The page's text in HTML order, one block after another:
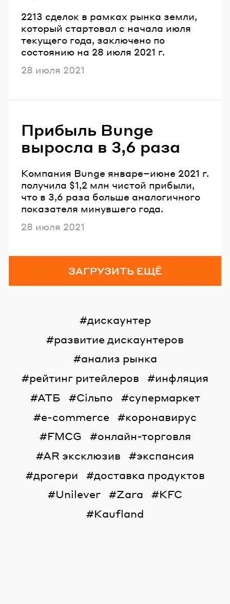
2213 сделок в рамках рынка земли,
который стартовал с начала июля
текущего года, заключено по
состоянию на 28 июля 2021 г.
Опубликовано
28 июля 2021
Прибыль Bunge
выросла в 3,6 разa
Компания Bunge январе–июне 2021 г.
получила $1,2 млн чистой прибыли,
что в 3,6 раза больше аналогичного
показателя минувшего года.
Опубликовано
28 июля 2021
ЗАГРУЗИТЬ ЕЩЁ
дискаунтер
развитие дискаунтеров
анализ рынка
рейтинг ритейлеров
инфляция
АТБ
Сільпо
супермаркет
e-commerce
коронавирус
FMCG
онлайн-торговля
AR эксклюзив
экспансия
дрогери
доставка продуктов
Unilever
Zara
KFC
Kaufland